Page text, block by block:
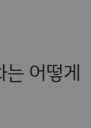
는 어떻게